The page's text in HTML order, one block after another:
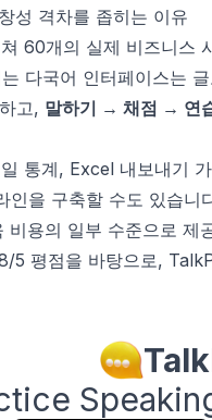
성 격차를 좁히는 이유
60개의 실제 비즈니스
다국어 인터페이스는
고, 말하기 → 채점 → 연
통계, Excel 내보내기
인을 구축할 수도 있습
용의 일부 수준으로 제
5 평점을 바탕으로,